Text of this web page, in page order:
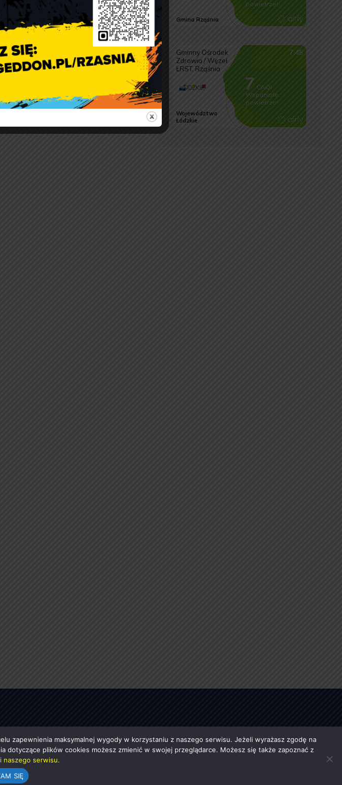
zapewnienia maksymalnej wygody w korzystaniu z naszego serwisu. Jeżeli wyrażasz zgodę na
dotyczące plików cookies możesz zmienić w swojej przeglądarce. Możesz się także zapoznać z
naszego serwisu.
SIĘ